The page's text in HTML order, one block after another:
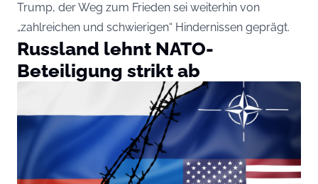
Trump, der Weg zum Frieden sei weiterhin von
„zahlreichen und schwierigen“ Hindernissen geprägt.
Russland lehnt NATO-
Beteiligung strikt ab